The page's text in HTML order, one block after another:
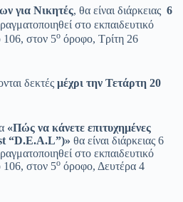
για Νικητές, θα είναι διάρκειας 6
στο εκπαιδευτικό
στον 5ο όροφο, Τρίτη 26
δεκτές μέχρι την Τετάρτη 20
«Πώς να κάνετε επιτυχημένες
“D.E.A.L”)» θα είναι διάρκειας 6
στο εκπαιδευτικό
στον 5ο όροφο, Δευτέρα 4